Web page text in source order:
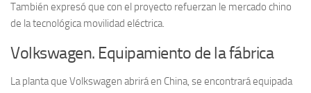
También expresó que con el proyecto refuerzan le mercado chino
de la tecnológica movilidad eléctrica.
Volkswagen. Equipamiento de la fábrica
La planta que Volkswagen abrirá en China, se encontrará equipada